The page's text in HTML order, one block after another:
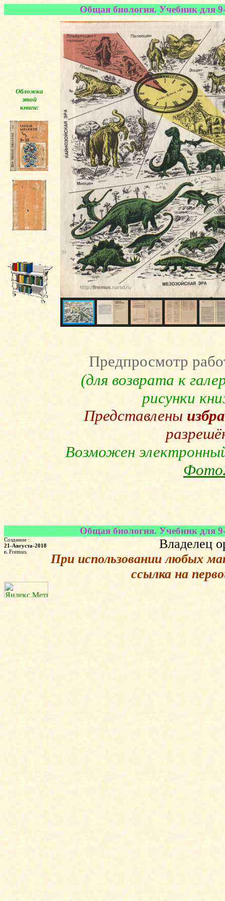
Общая биология. Учебник для
Обложка
этой
книги:
◄
Предпросмотр
(для возврата к
рисунки
Представлены
Возможен
Общая биология. Учебник для
Создание :
21-Августа-2018
г. Fremus.
Владелец
При использовании любых
ссылка на